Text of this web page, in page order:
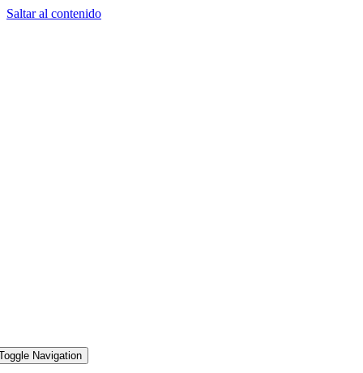
Saltar al contenido
Navigation